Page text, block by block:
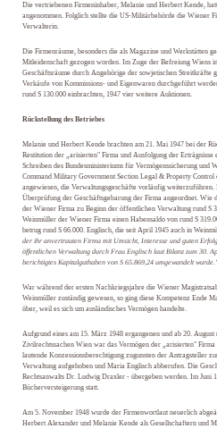
Die vertriebenen Firmeninhaber, Melanie und Herbert Kende,
angenommen. Folglich stellte die US-Militärbehörde die Wiener
Verwalterin.
Die Firmenräume, besonders die als Magazine und Werkstätten
Mitleidenschaft gezogen worden. Im Zuge der Befreiung Wiens
Geschäftsräume durch Angehörige der sowjetischen
Verkäufe von Kommissions- und Eigenwaren durchgeführt
rund S 130.000 einbrachten, 1947 vier weitere Auktionen.
Rückstellung des Betriebes
Melanie und Herbert Kende brachten am 21. Mai 1947 bei der
Restitution der „arisierten" Firma und Ausfolgung der
Schreiben des Bundesministeriums für Vermögenssicherung
Command Military Government Section Legal & Property
angewiesen, die Verwaltungsgeschäfte vorläufig
Überprüfung der Geschäftsgebarung der Firma angeordnet. Wie
der Wiener Firma zu Beginn der öffentlichen Verwaltung rund S
Weinmüller der Wiener Firma einen Habensaldo von rund S
betrug rund S 66.000. Englisch, die seit April 1945 auch in
der ihr anvertrauten Firma mit Umsicht, Interesse und guten
öffentlichen Verwaltung durch Frau Englisch laut Bilanz zum 30.
berichtigtes Kapitalguthaben von S 65.869,24 umgewandelt wurde."
War während der ersten Nachkriegsjahre die Wiener
Weinmüller zuständig gewesen, so ging diese Kompetenz Ende
über, weil es sich um ausländisches Vermögen handelte.
Aufgrund eines am 15. März 1948 ergangenen und ab 20.
Zivilrechtssachen Wien war das Vermögen der „arisierten"
lautende Konzessionsberechtigung zugunsten der Antragsteller
Verwaltung aufgehoben und Maria Englisch abberufen. Die
Rechtsanwalts Dr. Ludwig Draxler - übergeben werden. Im Juni
Bücherversteigerung statt.
Am 5. November 1948 wurde der Firmenwortlaut neuerlich
Herbert Alexander und Melanie Kende als Gesellschaftern und